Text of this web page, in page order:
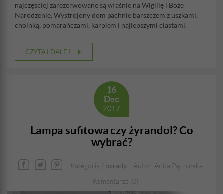
najczęściej zarezerwowane są właśnie na Wigilię i Boże
Narodzenie. Wystrojony dom pachnie barszczem z uszkami,
choinką, pomarańczami, karpiem i najlepszymi ciastami.
CZYTAJ DALEJ
16
Dec
2017
Lampa sufitowa czy żyrandol? Co
wybrać?
Kategoria / porady
Autor: Anita Pączyńska
Komentarze (0)